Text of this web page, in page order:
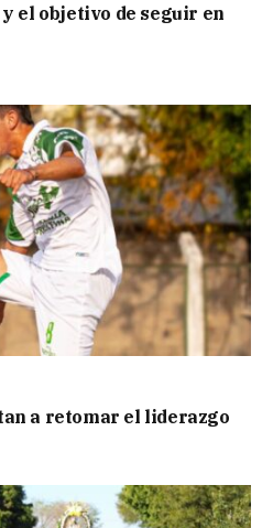
el objetivo de seguir en
a retomar el liderazgo